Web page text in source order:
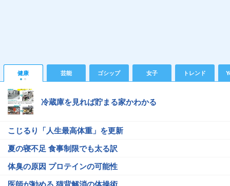
健康 芸能 ゴシップ 女子 トレンド
冷蔵庫を見れば貯まる家かわかる
こじるり「人生最高体重」を更新
夏の寝不足 食事制限でも太る訳
体臭の原因 プロテインの可能性